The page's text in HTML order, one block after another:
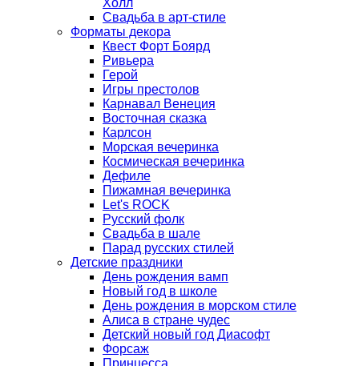
Холл
Свадьба в арт-стиле
Форматы декора
Квест Форт Боярд
Ривьера
Герой
Игры престолов
Карнавал Венеция
Восточная сказка
Карлсон
Морская вечеринка
Космическая вечеринка
Дефиле
Пижамная вечеринка
Let's ROCK
Русский фолк
Свадьба в шале
Парад русских стилей
Детские праздники
День рождения вамп
Новый год в школе
День рождения в морском стиле
Алиса в стране чудес
Детский новый год Диасофт
Форсаж
Принцесса